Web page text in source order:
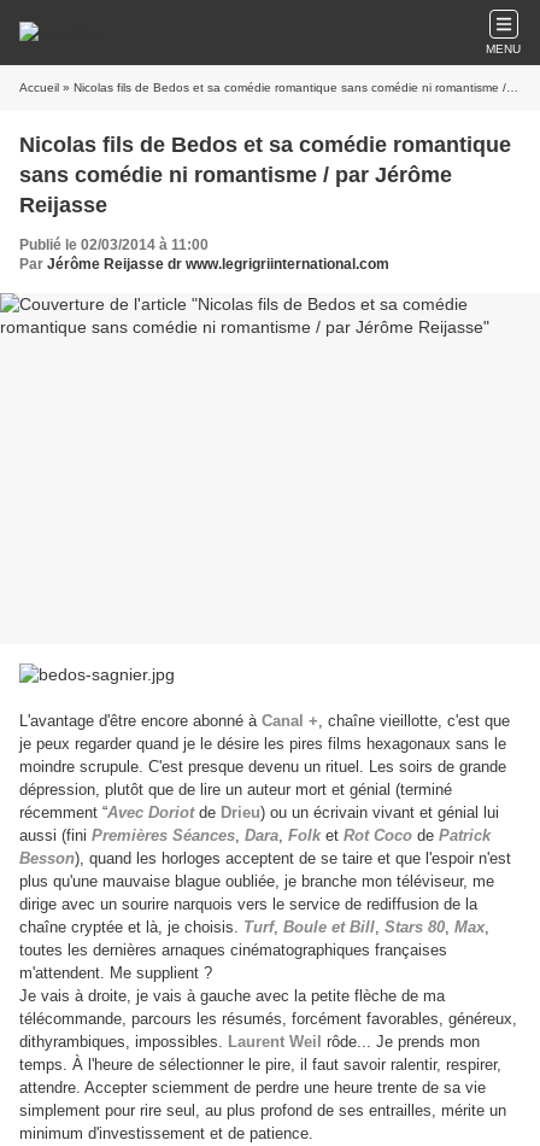
MENU
Accueil » Nicolas fils de Bedos et sa comédie romantique sans comédie ni romantisme / par Jérôme Reijasse
Nicolas fils de Bedos et sa comédie romantique
sans comédie ni romantisme / par Jérôme
Reijasse
Publié le 02/03/2014 à 11:00
Par Jérôme Reijasse dr www.legrigriinternational.com
L'avantage d'être encore abonné à Canal +, chaîne vieillotte, c'est que
je peux regarder quand je le désire les pires films hexagonaux sans le
moindre scrupule. C'est presque devenu un rituel. Les soirs de grande
dépression, plutôt que de lire un auteur mort et génial (terminé
récemment “Avec Doriotde Drieu) ou un écrivain vivant et génial lui
aussi (fini Premières Séances, Dara, Folket Rot Coco de Patrick
Besson), quand les horloges acceptent de se taire et que l'espoir n'est
plus qu'une mauvaise blague oubliée, je branche mon téléviseur, me
dirige avec un sourire narquois vers le service de rediffusion de la
chaîne cryptée et là, je choisis. Turf, Boule et Bill, Stars 80, Max,
toutes les dernières arnaques cinématographiques françaises
m'attendent. Me supplient ?
Je vais à droite, je vais à gauche avec la petite flèche de ma
télécommande, parcours les résumés, forcément favorables, généreux,
dithyrambiques, impossibles. Laurent Weil rôde... Je prends mon
temps. À l'heure de sélectionner le pire, il faut savoir ralentir, respirer,
attendre. Accepter sciemment de perdre une heure trente de sa vie
simplement pour rire seul, au plus profond de ses entrailles, mérite un
minimum d'investissement et de patience.